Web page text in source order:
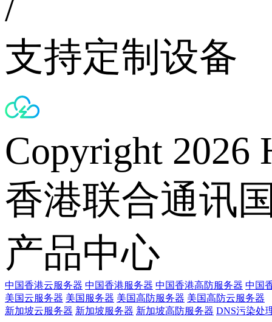
支持定制设备
Copyright 2026
香港联合通讯
产品中心
中国香港云服务器 中国香港服务器 中国香港高防服务器 中国
美国云服务器 美国服务器 美国高防服务器 美国高防云服务器
新加坡云服务器 新加坡服务器 新加坡高防服务器 DNS污染处